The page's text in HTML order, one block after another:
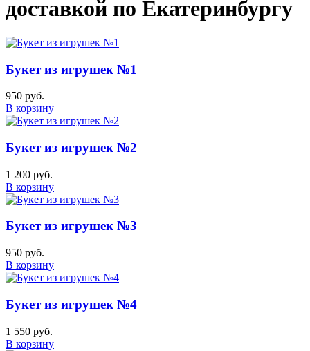
доставкой по Екатеринбургу
Букет из игрушек №1
950 руб.
В корзину
Букет из игрушек №2
1 200 руб.
В корзину
Букет из игрушек №3
950 руб.
В корзину
Букет из игрушек №4
1 550 руб.
В корзину